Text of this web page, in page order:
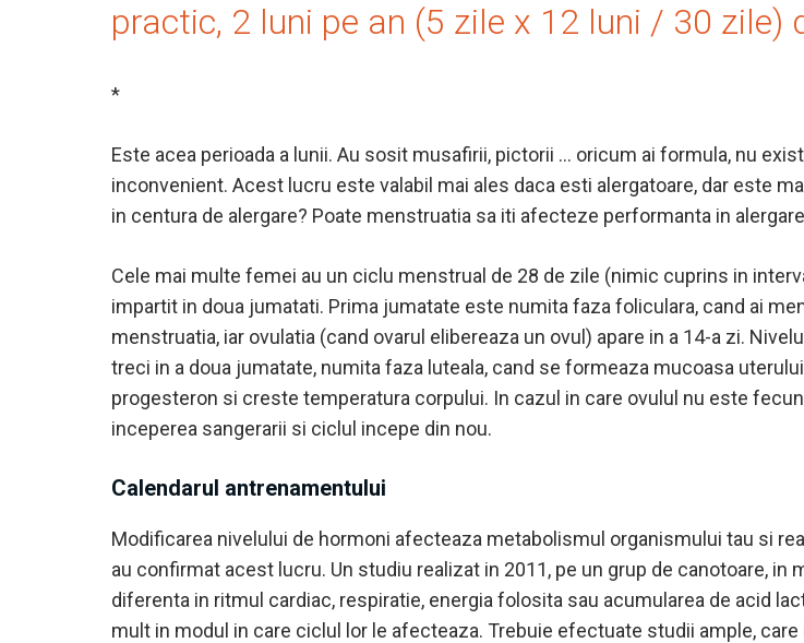
practic, 2 luni pe an (5 zile x 12 luni / 30 zile)
*
Este acea perioada a lunii. Au sosit musafirii, pictorii … oricum ai formula, nu
inconvenient. Acest lucru este valabil mai ales daca esti alergatoare, dar este
in centura de alergare? Poate menstruatia sa iti afecteze performanta in
Cele mai multe femei au un ciclu menstrual de 28 de zile (nimic cuprins in
impartit in doua jumatati. Prima jumatate este numita faza foliculara, cand ai
menstruatia, iar ovulatia (cand ovarul elibereaza un ovul) apare in a 14-a zi.
treci in a doua jumatate, numita faza luteala, cand se formeaza mucoasa
progesteron si creste temperatura corpului. In cazul in care ovulul nu este
inceperea sangerarii si ciclul incepe din nou.
Calendarul antrenamentului
Modificarea nivelului de hormoni afecteaza metabolismul organismului tau si
au confirmat acest lucru. Un studiu realizat in 2011, pe un grup de canotoare,
diferenta in ritmul cardiac, respiratie, energia folosita sau acumularea de acid
mult in modul in care ciclul lor le afecteaza. Trebuie efectuate studii ample,